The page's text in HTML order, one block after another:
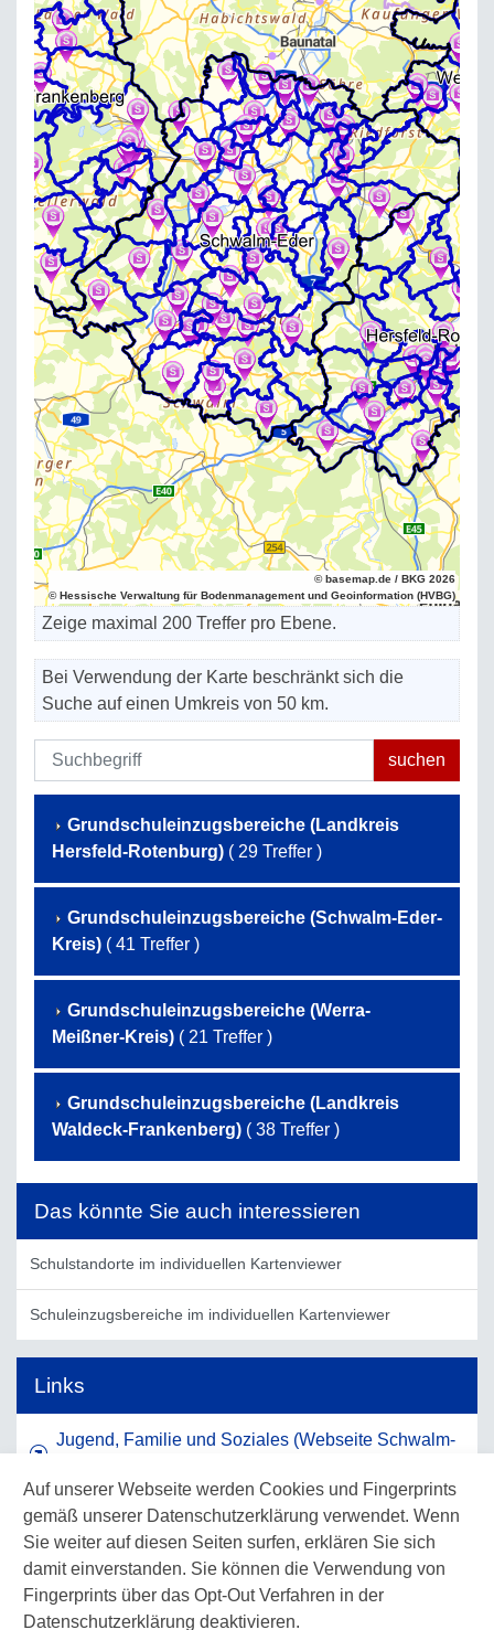
Auf unserer Webseite werden Cookies und Fingerprints
gemäß unserer Datenschutzerklärung verwendet. Wenn
Sie weiter auf diesen Seiten surfen, erklären Sie sich
damit einverstanden. Sie können die Verwendung von
Fingerprints über das Opt-Out Verfahren in der
Datenschutzerklärung deaktivieren.
© basemap.de / BKG 2026
© Hessische Verwaltung für Bodenmanagement und Geoinformation (HVBG)
Zeige maximal 200 Treffer pro Ebene.
Bei Verwendung der Karte beschränkt sich die
Suche auf einen Umkreis von 50 km.
Grundschuleinzugsbereiche (Landkreis
Hersfeld-Rotenburg) ( 29 Treffer )
Grundschuleinzugsbereiche (Schwalm-Eder-
Kreis) ( 41 Treffer )
Grundschuleinzugsbereiche (Werra-
Meißner-Kreis) ( 21 Treffer )
Grundschuleinzugsbereiche (Landkreis
Waldeck-Frankenberg) ( 38 Treffer )
Das könnte Sie auch interessieren
Schulstandorte im individuellen Kartenviewer
Schuleinzugsbereiche im individuellen Kartenviewer
Links
Jugend, Familie und Soziales (Webseite Schwalm-
Schulen und Bildung (Webseite Waldeck-
Frankenberg)
Familiennetz Werra-Meißner (Webseite Werra-